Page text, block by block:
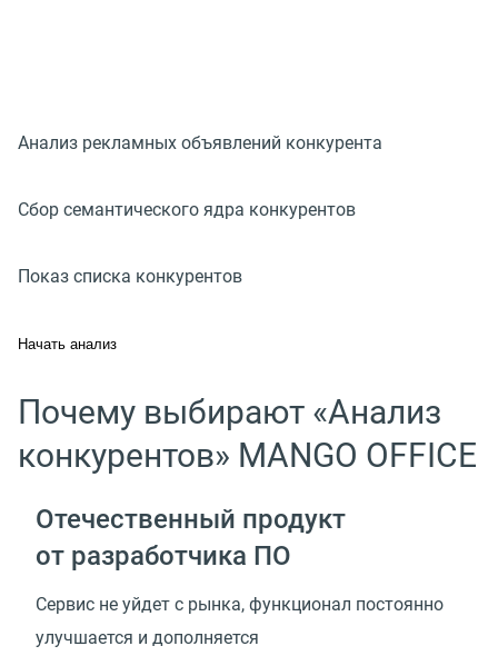
Анализ рекламных объявлений конкурента
Сбор семантического ядра конкурентов
Показ списка конкурентов
Начать анализ
Почему выбирают «Анализ
конкурентов» MANGO OFFICE
Отечественный продукт
от разработчика ПО
Сервис не уйдет с рынка, функционал постоянно
улучшается и дополняется